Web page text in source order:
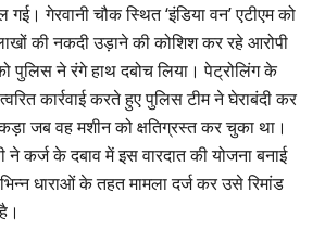
गेरवानी चौक स्थित ‘इंडिया वन’ एटीएम को
की नकदी उड़ाने की कोशिश कर रहे आरोपी
पुलिस ने रंगे हाथ दबोच लिया। पेट्रोलिंग के
कार्रवाई करते हुए पुलिस टीम ने घेराबंदी कर
जब वह मशीन को क्षतिग्रस्त कर चुका था।
ने कर्ज के दबाव में इस वारदात की योजना बनाई
धाराओं के तहत मामला दर्ज कर उसे रिमांड